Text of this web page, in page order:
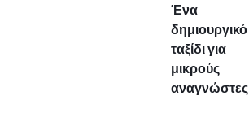
Ένα
δημιουργικό
ταξίδι για
μικρούς
αναγνώστες